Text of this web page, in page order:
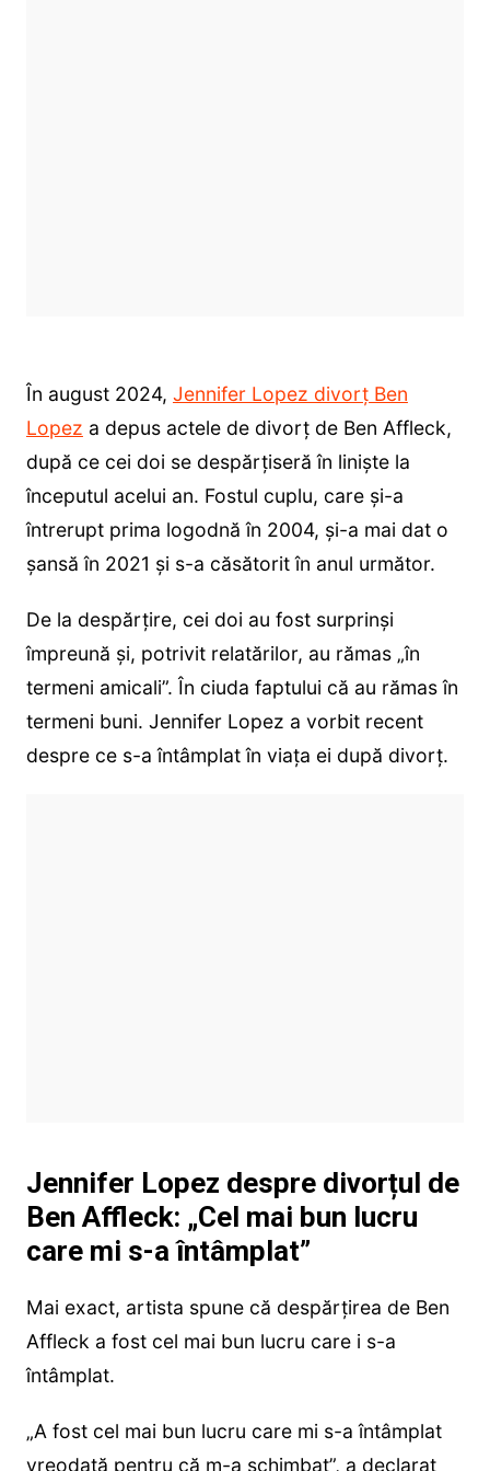
În august 2024, Jennifer Lopez divorț Ben
Lopez a depus actele de divorț de Ben Affleck,
după ce cei doi se despărțiseră în liniște la
începutul acelui an. Fostul cuplu, care și-a
întrerupt prima logodnă în 2004, și-a mai dat o
șansă în 2021 și s-a căsătorit în anul următor.
De la despărțire, cei doi au fost surprinși
împreună și, potrivit relatărilor, au rămas „în
termeni amicali”. În ciuda faptului că au rămas în
termeni buni. Jennifer Lopez a vorbit recent
despre ce s-a întâmplat în viața ei după divorț.
Jennifer Lopez despre divorțul de
Ben Affleck: „Cel mai bun lucru
care mi s-a întâmplat”
Mai exact, artista spune că despărțirea de Ben
Affleck a fost cel mai bun lucru care i s-a
întâmplat.
„A fost cel mai bun lucru care mi s-a întâmplat
vreodată pentru că m-a schimbat”, a declarat